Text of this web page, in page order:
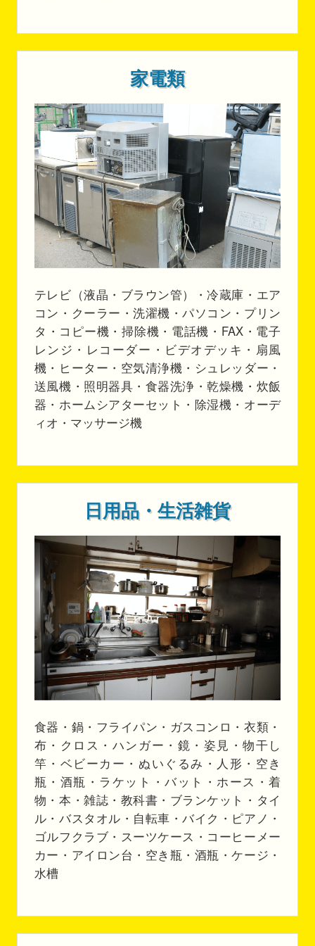
家電類
テレビ（液晶・ブラウン管）・冷蔵庫・エア
コン・クーラー・洗濯機・パソコン・プリン
タ・コピー機・掃除機・電話機・FAX・電子
レンジ・レコーダー・ビデオデッキ・扇風
機・ヒーター・空気清浄機・シュレッダー・
送風機・照明器具・食器洗浄・乾燥機・炊飯
器・ホームシアターセット・除湿機・オーデ
ィオ・マッサージ機
日用品・生活雑貨
食器・鍋・フライパン・ガスコンロ・衣類・
布・クロス・ハンガー・鏡・姿見・物干し
竿・ベビーカー・ぬいぐるみ・人形・空き
瓶・酒瓶・ラケット・バット・ホース・着
物・本・雑誌・教科書・ブランケット・タイ
ル・バスタオル・自転車・バイク・ピアノ・
ゴルフクラブ・スーツケース・コーヒーメー
カー・アイロン台・空き瓶・酒瓶・ケージ・
水槽